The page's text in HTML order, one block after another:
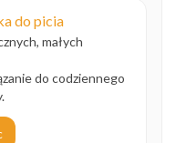
do picia
małych
do codziennego